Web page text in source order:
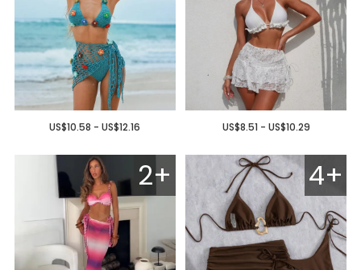
US$8.51 - US$10.29
US$10.58 - US$12.16
4+
2+